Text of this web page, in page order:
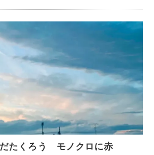
たくろう モノクロに赤